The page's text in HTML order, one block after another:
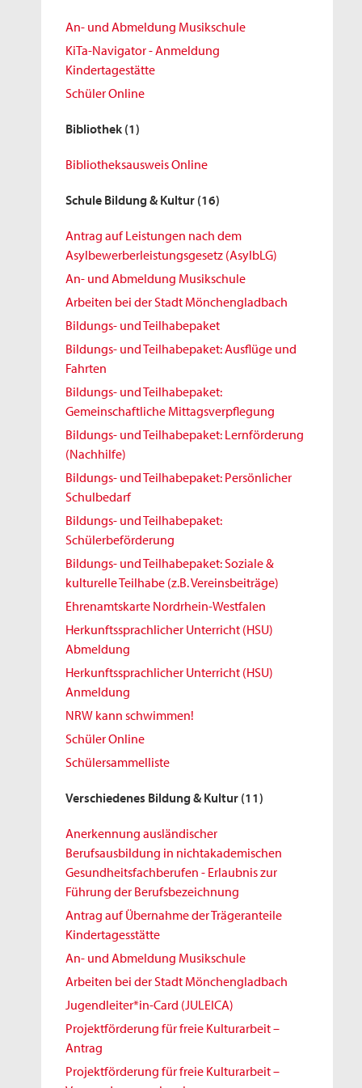
An- und Abmeldung Musikschule
KiTa-Navigator - Anmeldung
Kindertagestätte
Schüler Online
Bibliothek (1)
Bibliotheksausweis Online
Schule Bildung & Kultur (16)
Antrag auf Leistungen nach dem
Asylbewerberleistungsgesetz (AsylbLG)
An- und Abmeldung Musikschule
Arbeiten bei der Stadt Mönchengladbach
Bildungs- und Teilhabepaket
Bildungs- und Teilhabepaket: Ausflüge und
Fahrten
Bildungs- und Teilhabepaket:
Gemeinschaftliche Mittagsverpflegung
Bildungs- und Teilhabepaket: Lernförderung
(Nachhilfe)
Bildungs- und Teilhabepaket: Persönlicher
Schulbedarf
Bildungs- und Teilhabepaket:
Schülerbeförderung
Bildungs- und Teilhabepaket: Soziale &
kulturelle Teilhabe (z.B. Vereinsbeiträge)
Ehrenamtskarte Nordrhein-Westfalen
Herkunftssprachlicher Unterricht (HSU)
Abmeldung
Herkunftssprachlicher Unterricht (HSU)
Anmeldung
NRW kann schwimmen!
Schüler Online
Schülersammelliste
Verschiedenes Bildung & Kultur (11)
Anerkennung ausländischer
Berufsausbildung in nichtakademischen
Gesundheitsfachberufen - Erlaubnis zur
Führung der Berufsbezeichnung
Antrag auf Übernahme der Trägeranteile
Kindertagesstätte
An- und Abmeldung Musikschule
Arbeiten bei der Stadt Mönchengladbach
Jugendleiter*in-Card (JULEICA)
Projektförderung für freie Kulturarbeit –
Antrag
Projektförderung für freie Kulturarbeit –